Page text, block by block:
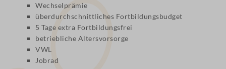
Wechselprämie
überdurchschnittliches Fortbildungsbudget
5 Tage extra Fortbildungsfrei
betriebliche Altersvorsorge
VWL
Jobrad